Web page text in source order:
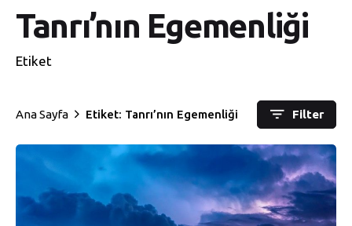
Tanrı’nın Egemenliği
Etiket
Ana Sayfa Etiket: Tanrı’nın Egemenliği Filter